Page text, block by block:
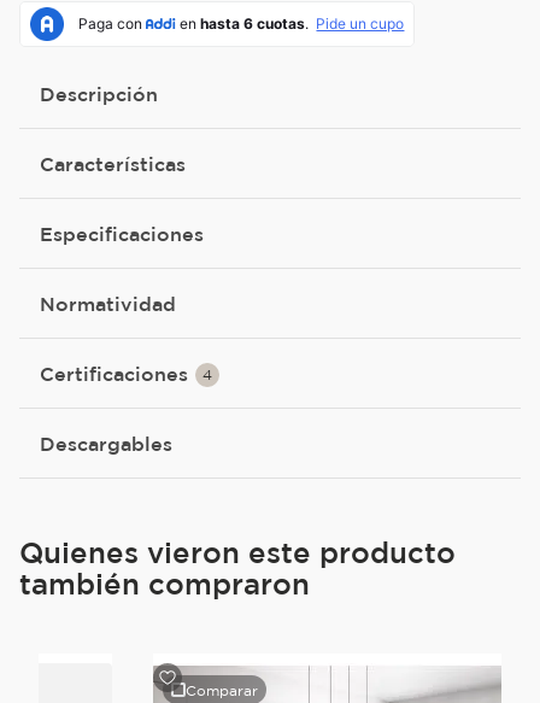
Descripción
Características
Especificaciones
Normatividad
Certificaciones 4
Descargables
Quienes vieron este producto
también compraron
Comparar